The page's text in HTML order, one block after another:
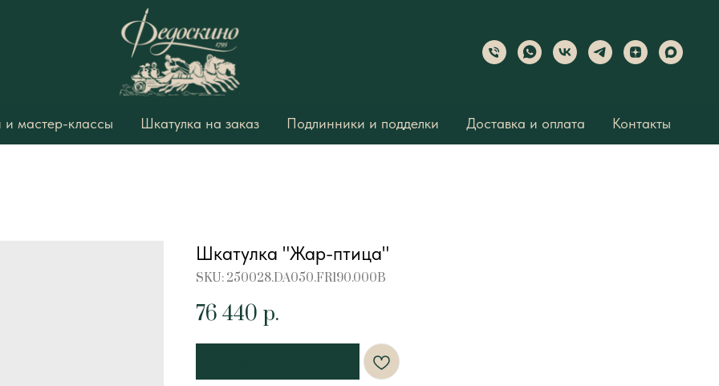
и мастер-классы Шкатулка на заказ Подлинники и подделки Доставка и оплата Контакты
Шкатулка "Жар-птица"
SKU: 250028.DA050.FR190.000B
76 440 р.